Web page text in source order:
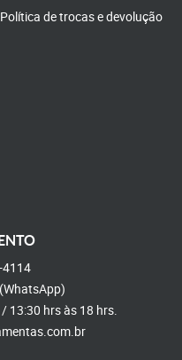
Política de trocas e devolução
(WhatsApp)
13:30 hrs às 18 hrs.